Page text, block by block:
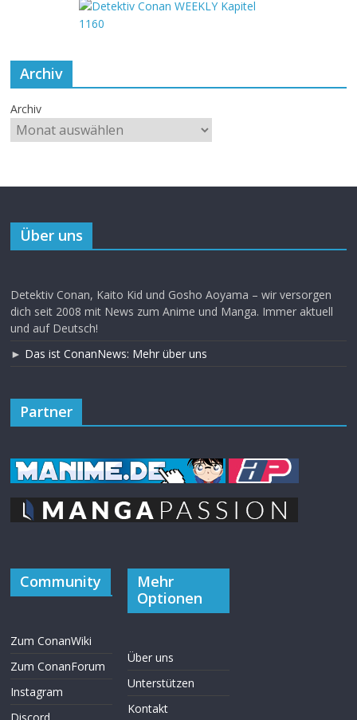
Archiv
Archiv
Über uns
Detektiv Conan, Kaito Kid und Gosho Aoyama – wir versorgen
dich seit 2008 mit News zum Anime und Manga. Immer aktuell
und auf Deutsch!
► Das ist ConanNews: Mehr über uns
Partner
Community
Zum ConanWiki
Zum ConanForum
Instagram
Mehr
Optionen
Über uns
Unterstützen
Kontakt